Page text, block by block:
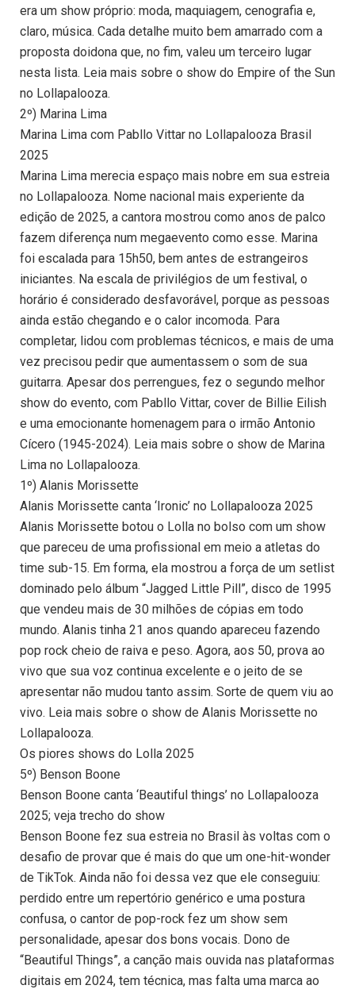
era um show próprio: moda, maquiagem, cenografia e,
claro, música. Cada detalhe muito bem amarrado com a
proposta doidona que, no fim, valeu um terceiro lugar
nesta lista. Leia mais sobre o show do Empire of the Sun
no Lollapalooza.
2º) Marina Lima
Marina Lima com Pabllo Vittar no Lollapalooza Brasil
2025
Marina Lima merecia espaço mais nobre em sua estreia
no Lollapalooza. Nome nacional mais experiente da
edição de 2025, a cantora mostrou como anos de palco
fazem diferença num megaevento como esse. Marina
foi escalada para 15h50, bem antes de estrangeiros
iniciantes. Na escala de privilégios de um festival, o
horário é considerado desfavorável, porque as pessoas
ainda estão chegando e o calor incomoda. Para
completar, lidou com problemas técnicos, e mais de uma
vez precisou pedir que aumentassem o som de sua
guitarra. Apesar dos perrengues, fez o segundo melhor
show do evento, com Pabllo Vittar, cover de Billie Eilish
e uma emocionante homenagem para o irmão Antonio
Cícero (1945-2024). Leia mais sobre o show de Marina
Lima no Lollapalooza.
1º) Alanis Morissette
Alanis Morissette canta ‘Ironic’ no Lollapalooza 2025
Alanis Morissette botou o Lolla no bolso com um show
que pareceu de uma profissional em meio a atletas do
time sub-15. Em forma, ela mostrou a força de um setlist
dominado pelo álbum “Jagged Little Pill”, disco de 1995
que vendeu mais de 30 milhões de cópias em todo
mundo. Alanis tinha 21 anos quando apareceu fazendo
pop rock cheio de raiva e peso. Agora, aos 50, prova ao
vivo que sua voz continua excelente e o jeito de se
apresentar não mudou tanto assim. Sorte de quem viu ao
vivo. Leia mais sobre o show de Alanis Morissette no
Lollapalooza.
Os piores shows do Lolla 2025
5º) Benson Boone
Benson Boone canta ‘Beautiful things’ no Lollapalooza
2025; veja trecho do show
Benson Boone fez sua estreia no Brasil às voltas com o
desafio de provar que é mais do que um one-hit-wonder
de TikTok. Ainda não foi dessa vez que ele conseguiu:
perdido entre um repertório genérico e uma postura
confusa, o cantor de pop-rock fez um show sem
personalidade, apesar dos bons vocais. Dono de
“Beautiful Things”, a canção mais ouvida nas plataformas
digitais em 2024, tem técnica, mas falta uma marca ao